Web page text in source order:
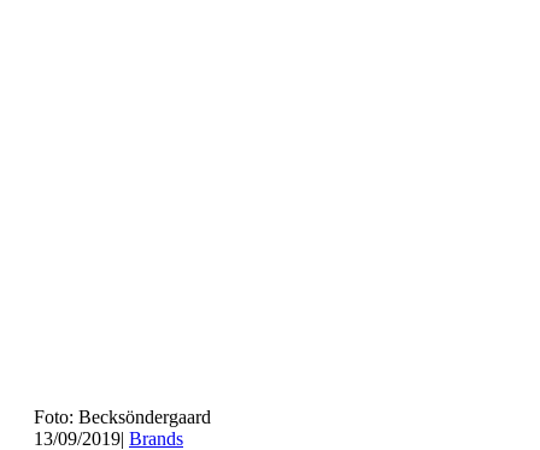
Foto: Becksöndergaard
13/09/2019| Brands